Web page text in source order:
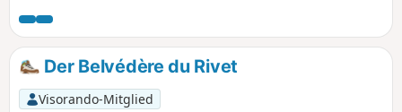
Ausblicke auf die Ebene der Isère.
Der Belvédère du Rivet
Visorando-Mitglied